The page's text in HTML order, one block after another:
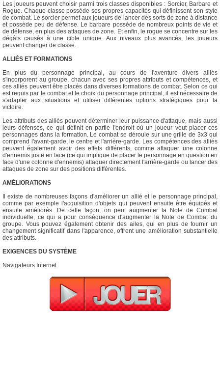
Les joueurs peuvent choisir parmi trois classes disponibles : Sorcier, Barbare et
Rogue. Chaque classe possède ses propres capacités qui définissent son style
de combat. Le sorcier permet aux joueurs de lancer des sorts de zone à distance
et possède peu de défense. Le barbare possède de nombreux points de vie et
de défense, en plus des attaques de zone. Et enfin, le rogue se concentre sur les
dégâts causés à une cible unique. Aux niveaux plus avancés, les joueurs
peuvent changer de classe.
ALLIÉS ET FORMATIONS
En plus du personnage principal, au cours de l'aventure divers alliés
s'incorporent au groupe, chacun avec ses propres attributs et compétences, et
ces alliés peuvent être placés dans diverses formations de combat. Selon ce qui
est requis par le combat et le choix du personnage principal, il est nécessaire de
s'adapter aux situations et utiliser différentes options stratégiques pour la
victoire.
Les attributs des alliés peuvent déterminer leur puissance d'attaque, mais aussi
leurs défenses, ce qui définit en partie l'endroit où un joueur veut placer ces
personnages dans la formation. Le combat se déroule sur une grille de 3x3 qui
comprend l'avant-garde, le centre et l'arrière-garde. Les compétences des alliés
peuvent également avoir des effets différents, comme attaquer une colonne
d'ennemis juste en face (ce qui implique de placer le personnage en question en
face d'une colonne d'ennemis) attaquer directement l'arrière-garde ou lancer des
attaques de zone sur des positions différentes.
AMÉLIORATIONS
Il existe de nombreuses façons d'améliorer un allié et le personnage principal,
comme par exemple l'acquisition d'objets qui peuvent ensuite être équipés et
ensuite améliorés. De cette façon, on peut augmenter la Note de Combat
individuelle, ce qui a pour conséquence d'augmenter la Note de Combat du
groupe. Vous pouvez également obtenir des ailes, qui en plus de fournir un
changement significatif dans l'apparence, offrent une amélioration substantielle
des attributs.
EXIGENCES DU SYSTÈME
Navigateurs Internet.